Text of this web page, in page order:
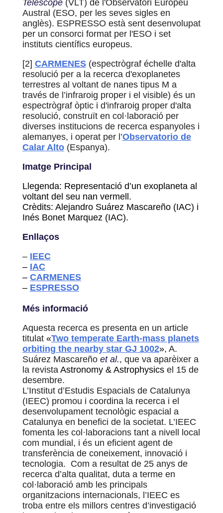
Telescope(VLT) de l'Observatori Europeu
Austral (ESO, per les seves sigles en
anglès). ESPRESSO està sent desenvolupat
per un consorci format per l'ESO i set
instituts científics europeus.
[2] CARMENES(espectrògraf échelle d'alta
resolució per a la recerca d'exoplanetes
terrestres al voltant de nanes tipus M a
través de l’infraroig proper i el visible) és un
espectrògraf òptic i d'infraroig proper d'alta
resolució, construït en col·laboració per
diverses institucions de recerca espanyoles i
alemanyes, i operat per l’Observatorio de
Calar Alto(Espanya).
Imatge Principal
Llegenda: Representació d’un exoplaneta al
voltant del seu nan vermell.
Crèdits: Alejandro Suárez Mascareño (IAC) i
Inés Bonet Marquez (IAC).
Enllaços
– IEEC
– IAC
– CARMENES
– ESPRESSO
Més informació
Aquesta recerca es presenta en un article
titulat «Two temperate Earth-mass planets
orbiting the nearby star GJ 1002», A.
Suárez Mascareño et al., que va aparèixer a
la revista Astronomy & Astrophysics el 15 de
desembre.
L’Institut d’Estudis Espacials de Catalunya
(IEEC) promou i coordina la recerca i el
desenvolupament tecnològic espacial a
Catalunya en benefici de la societat. L’IEEC
fomenta les col·laboracions tant a nivell local
com mundial, i és un eficient agent de
transferència de coneixement, innovació i
tecnologia. Com a resultat de 25 anys de
recerca d’alta qualitat, duta a terme en
col·laboració amb les principals
organitzacions internacionals, l’IEEC es
troba entre els millors centres d’investigació